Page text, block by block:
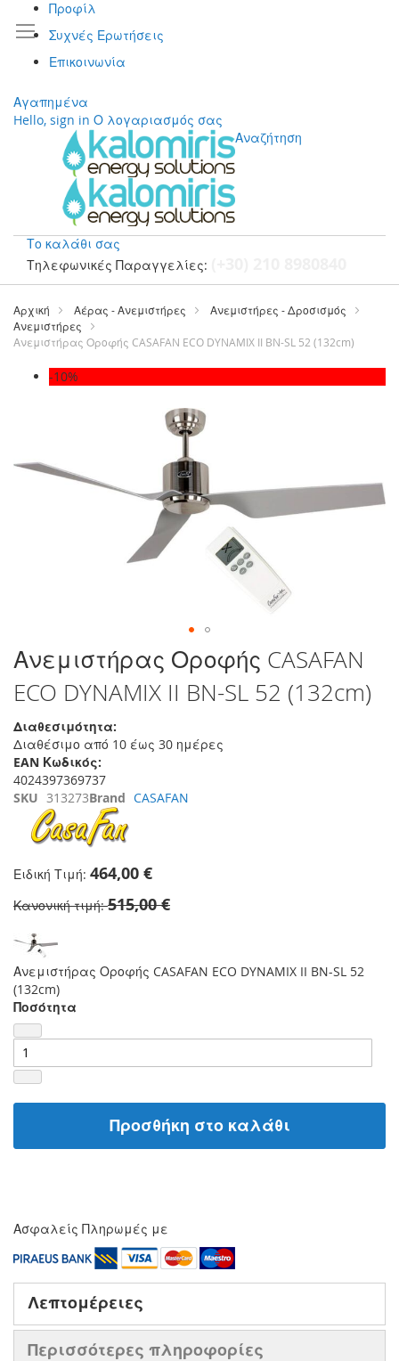
Προφίλ
Συχνές Ερωτήσεις
Επικοινωνία
Αγαπημένα
Hello, sign in Ο λογαριασμός σας
Αναζήτηση
Το καλάθι σας
Τηλεφωνικές Παραγγελίες:
Μετάβαση
περιεχόμενο
Αρχική Αέρας - Ανεμιστήρες
Ανεμιστήρες - Δροσισμός
Ανεμιστήρες
Ανεμιστήρας Οροφής CASAFAN ECO DYNAMIX II BN-SL 52 (132cm)
Μετάβαση
εικόνων
-10%
Μετάβαση
στην
αρχή
της
συλλογής
εικόνων
Ανεμιστήρας Οροφής CASAFAN
ECO DYNAMIX II BN-SL 52 (132cm)
Διαθεσιμότητα:
Διαθέσιμο από 10 έως 30 ημέρες
EAN Κωδικός:
4024397369737
SKU 313273Brand CASAFAN
Ειδική Τιμή 464,00 €
Κανονική τιμή 515,00 €
Ανεμιστήρας Οροφής CASAFAN ECO DYNAMIX II BN-SL 52
(132cm)
Ποσότητα
Προσθήκη στο καλάθι
Ασφαλείς Πληρωμές με
Λεπτομέρειες
Περισσότερες πληροφορίες